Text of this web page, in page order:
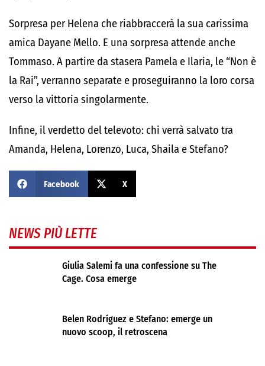
Sorpresa per Helena che riabbraccerà la sua carissima
amica Dayane Mello. E una sorpresa attende anche
Tommaso. A partire da stasera Pamela e Ilaria, le “Non è
la Rai”, verranno separate e proseguiranno la loro corsa
verso la vittoria singolarmente.
Infine, il verdetto del televoto: chi verrà salvato tra
Amanda, Helena, Lorenzo, Luca, Shaila e Stefano?
Facebook X
NEWS PIÙ LETTE
Giulia Salemi fa una confessione su The
Cage. Cosa emerge
Belen Rodríguez e Stefano: emerge un
nuovo scoop, il retroscena